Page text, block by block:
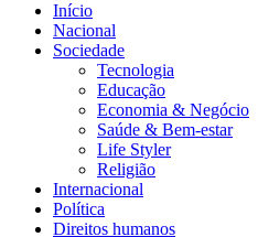
Início
Nacional
Sociedade
Tecnologia
Educação
Economia & Negócio
Saúde & Bem-estar
Life Styler
Religião
Internacional
Política
Direitos humanos